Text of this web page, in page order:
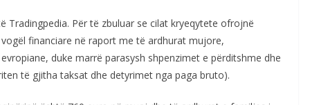
Për të zbuluar se cilat kryeqytete ofrojnë
financiare në raport me të ardhurat mujore,
duke marrë parasysh shpenzimet e përditshme dhe
të gjitha taksat dhe detyrimet nga paga bruto).